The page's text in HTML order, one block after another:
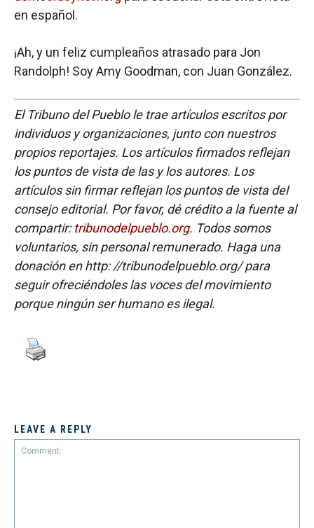
en español.
¡Ah, y un feliz cumpleaños atrasado para Jon
Randolph! Soy Amy Goodman, con Juan González.
El Tribuno del Pueblo le trae artículos escritos por
individuos y organizaciones, junto con nuestros
propios reportajes. Los artículos firmados reflejan
los puntos de vista de las y los autores. Los
artículos sin firmar reflejan los puntos de vista del
consejo editorial. Por favor, dé crédito a la fuente al
compartir:tribunodelpueblo.org. Todos somos
voluntarios, sin personal remunerado. Haga una
donación en http: //tribunodelpueblo.org/ para
seguir ofreciéndoles las voces del movimiento
porque ningún ser humano es ilegal.
LEAVE A REPLY